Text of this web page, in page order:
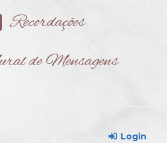
Recordações
de Mensagens
Login